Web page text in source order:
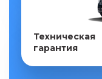
Техническая
гарантия